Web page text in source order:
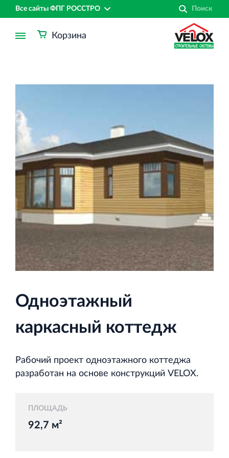
Все сайты ФПГ РОССТРО
Финансово‐промышленная группа РОССТРО
Аренда недвижимости в Санкт‐Петербурге
Строительная система ROSSTRO‐VELOX
Несъёмная опалубка из щепоцементных плит
ЛЕННИИПРОЕКТ
Проектный институт по жилищно‐гражданскому
строительству
Корзина
Одноэтажный
каркасный коттедж
Рабочий проект одноэтажного коттеджа
разработан на основе конструкций VELOX.
ПЛОЩАДЬ
92,7 м²